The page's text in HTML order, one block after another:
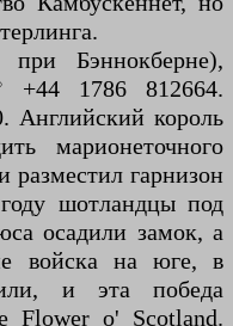
Бэннокберне),
+44 1786 812664.
Английский король
марионеточного
гарнизон
шотландцы под
осадили замок, а
войска на юге, в
и эта победа
Flower o' Scotland.